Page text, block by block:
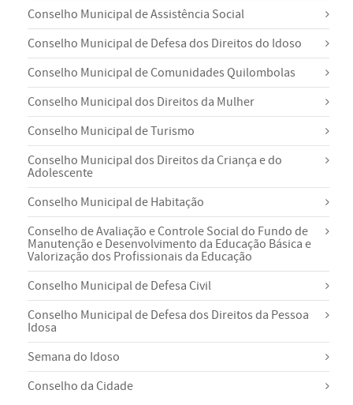
Conselho Municipal de Assistência Social
Conselho Municipal de Defesa dos Direitos do Idoso
Conselho Municipal de Comunidades Quilombolas
Conselho Municipal dos Direitos da Mulher
Conselho Municipal de Turismo
Conselho Municipal dos Direitos da Criança e do
Adolescente
Conselho Municipal de Habitação
Conselho de Avaliação e Controle Social do Fundo de
Manutenção e Desenvolvimento da Educação Básica e
Valorização dos Profissionais da Educação
Conselho Municipal de Defesa Civil
Conselho Municipal de Defesa dos Direitos da Pessoa
Idosa
Semana do Idoso
Conselho da Cidade